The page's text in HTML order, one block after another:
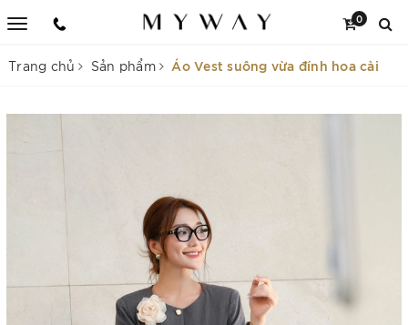
0
Trang chủ Sản phẩm Áo Vest suông vừa đính hoa cài